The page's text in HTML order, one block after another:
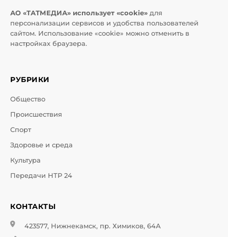
АО «ТАТМЕДИА» использует «cookie» для
персонализации сервисов и удобства пользователей
сайтом. Использование «cookie» можно отменить в
настройках браузера.
РУБРИКИ
Общество
Происшествия
Спорт
Здоровье и среда
Культура
Передачи НТР 24
КОНТАКТЫ
423577, Нижнекамск, пр. Химиков, 64А